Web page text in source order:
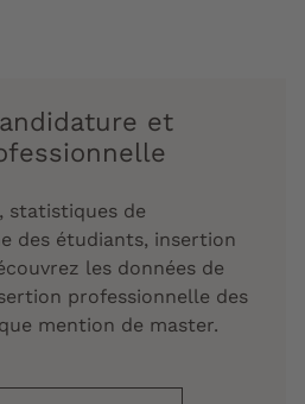
et
statistiques de
des étudiants, insertion
les données de
professionnelle des
mention de master.